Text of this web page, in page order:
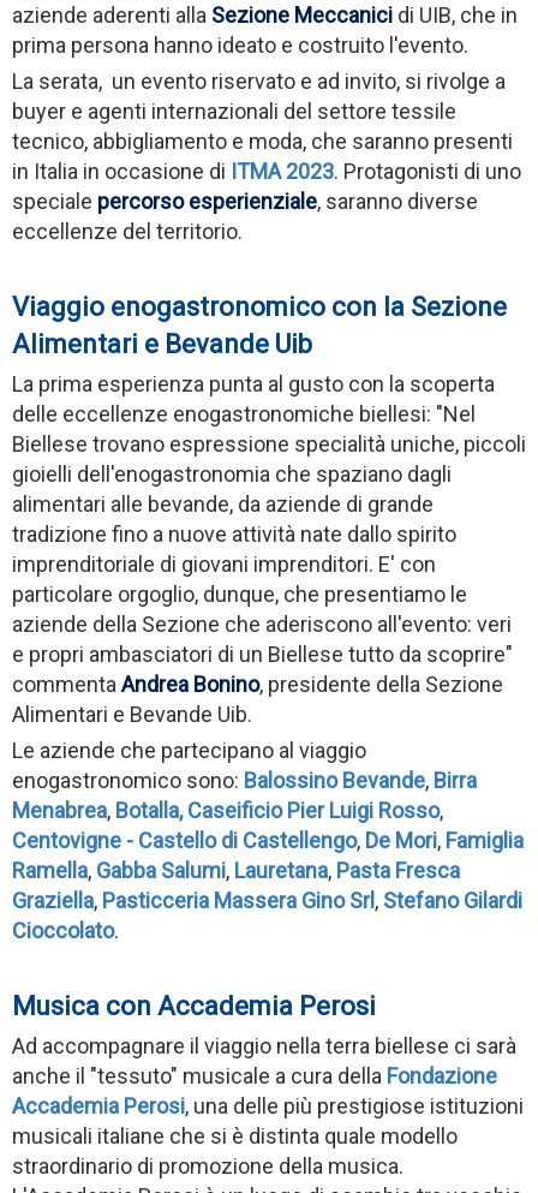
aziende aderenti alla Sezione Meccanici di UIB, che in
prima persona hanno ideato e costruito l'evento.
La serata, un evento riservato e ad invito, si rivolge a
buyer e agenti internazionali del settore tessile
tecnico, abbigliamento e moda, che saranno presenti
in Italia in occasione di ITMA 2023. Protagonisti di uno
speciale percorso esperienziale, saranno diverse
eccellenze del territorio.
Viaggio enogastronomico con la Sezione
Alimentari e Bevande Uib
La prima esperienza punta al gusto con la scoperta
delle eccellenze enogastronomiche biellesi: "Nel
Biellese trovano espressione specialità uniche, piccoli
gioielli dell'enogastronomia che spaziano dagli
alimentari alle bevande, da aziende di grande
tradizione fino a nuove attività nate dallo spirito
imprenditoriale di giovani imprenditori. E' con
particolare orgoglio, dunque, che presentiamo le
aziende della Sezione che aderiscono all'evento: veri
e propri ambasciatori di un Biellese tutto da scoprire"
commentaAndrea Bonino, presidente della Sezione
Alimentari e Bevande Uib.
Le aziende che partecipano al viaggio
enogastronomico sono: Balossino Bevande, Birra
Menabrea, Botalla, Caseificio Pier Luigi Rosso,
Centovigne - Castello di Castellengo, De Mori, Famiglia
Ramella, Gabba Salumi, Lauretana, Pasta Fresca
Graziella, Pasticceria Massera Gino Srl, Stefano Gilardi
Cioccolato.
Musica con Accademia Perosi
Ad accompagnare il viaggio nella terra biellese ci sarà
anche il "tessuto" musicale a cura della Fondazione
Accademia Perosi, una delle più prestigiose istituzioni
musicali italiane che si è distinta quale modello
straordinario di promozione della musica.